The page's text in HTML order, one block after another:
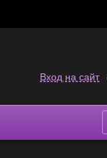
Вход на сайт